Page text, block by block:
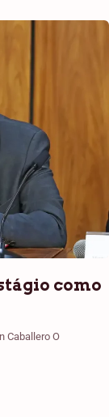
como
Caballero O